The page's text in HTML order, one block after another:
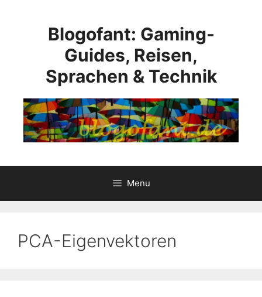
Blogofant: Gaming-
Guides, Reisen,
Sprachen & Technik
Menu
PCA-Eigenvektoren